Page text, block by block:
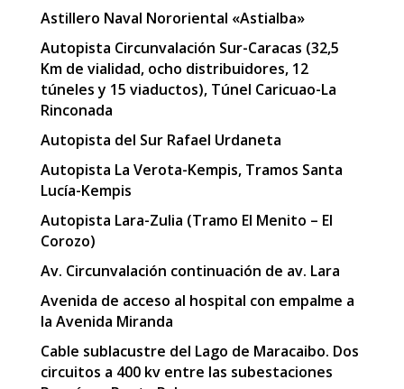
Astillero Naval Nororiental «Astialba»
Autopista Circunvalación Sur-Caracas (32,5
Km de vialidad, ocho distribuidores, 12
túneles y 15 viaductos), Túnel Caricuao-La
Rinconada
Autopista del Sur Rafael Urdaneta
Autopista La Verota-Kempis, Tramos Santa
Lucía-Kempis
Autopista Lara-Zulia (Tramo El Menito – El
Corozo)
Av. Circunvalación continuación de av. Lara
Avenida de acceso al hospital con empalme a
la Avenida Miranda
Cable sublacustre del Lago de Maracaibo. Dos
circuitos a 400 kv entre las subestaciones